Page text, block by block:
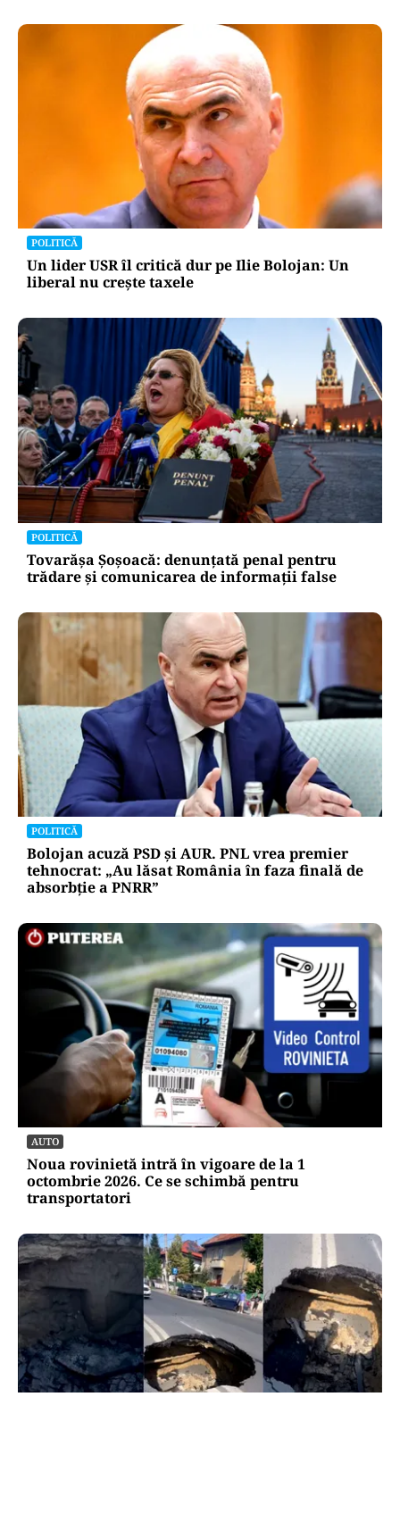
POLITICĂ
Un lider USR îl critică dur pe Ilie Bolojan: Un
liberal nu crește taxele
POLITICĂ
Tovarășa Șoșoacă: denunțată penal pentru
trădare și comunicarea de informații false
POLITICĂ
Bolojan acuză PSD și AUR. PNL vrea premier
tehnocrat: „Au lăsat România în faza finală de
absorbţie a PNRR”
AUTO
Noua rovinietă intră în vigoare de la 1
octombrie 2026. Ce se schimbă pentru
transportatori